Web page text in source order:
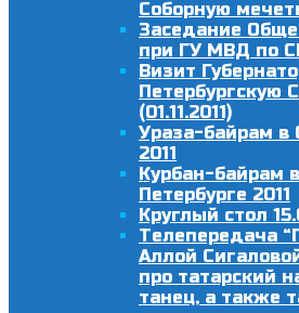
Соборную
Заседание
при ГУ МВД по
Визит
Петербургскую
(01.11.2011)
Ураза-байрам в
2011
Курбан-байрам
Петербурге 2011
Круглый стол
Телепередача
Аллой
про татарский
танец, а также